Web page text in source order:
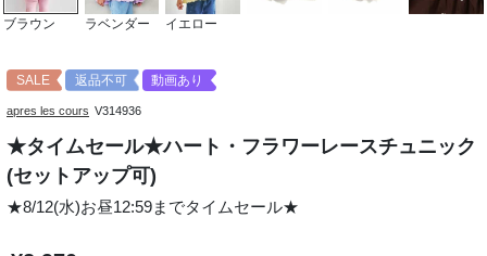
ブラウン ラベンダー イエロー
SALE 返品不可 動画あり
apres les cours V314936
★タイムセール★ハート・フラワーレースチュニック
(セットアップ可)
★8/12(水)お昼12:59までタイムセール★